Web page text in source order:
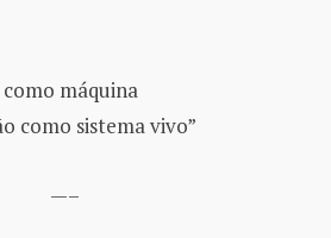
máquina
como sistema vivo”
—–